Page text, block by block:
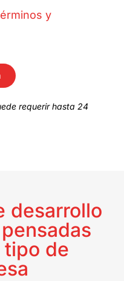
y
requerir hasta 24
desarrollo
tipo de